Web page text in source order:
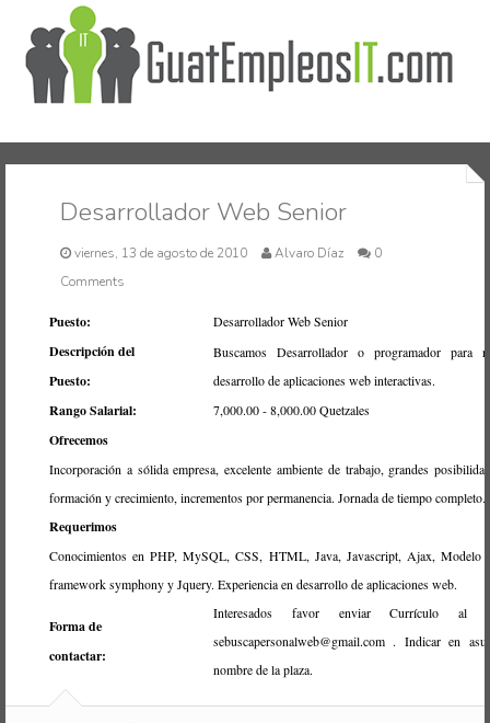
Inicio
Desarrollador Web Senior
viernes, 13 de agosto de 2010 Alvaro Díaz
0
Comments
Puesto: Desarrollador Web Senior
Descripción del
Puesto:
Buscamos Desarrollador o programador para
desarrollo de aplicaciones web interactivas.
Rango Salarial: 7,000.00 - 8,000.00 Quetzales
Ofrecemos
Incorporación a sólida empresa, excelente ambiente de trabajo, grandes
formación y crecimiento, incrementos por permanencia. Jornada de tiempo completo.
Requerimos
Conocimientos en PHP, MySQL, CSS, HTML, Java, Javascript, Ajax, Modelo
framework symphony y Jquery. Experiencia en desarrollo de aplicaciones web.
Forma de
contactar:
Interesados favor enviar Currículo al
sebuscapersonalweb@gmail.com . Indicar en
nombre de la plaza.